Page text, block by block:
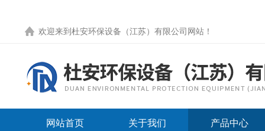
欢迎来到 杜安环保设备（江苏）有限公司网站 ！
网站首页 关于我们 产品中心